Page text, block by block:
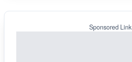
Sponsored Link